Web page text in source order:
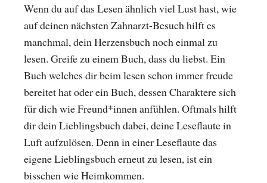
Wenn du auf das Lesen ähnlich viel Lust hast, wie
auf deinen nächsten Zahnarzt-Besuch hilft es
manchmal, dein Herzensbuch noch einmal zu
lesen. Greife zu einem Buch, dass du liebst. Ein
Buch welches dir beim lesen schon immer freude
bereitet hat oder ein Buch, dessen Charaktere sich
für dich wie Freund*innen anfühlen. Oftmals hilft
dir dein Lieblingsbuch dabei, deine Leseflaute in
Luft aufzulösen. Denn in einer Leseflaute das
eigene Lieblingsbuch erneut zu lesen, ist ein
bisschen wie Heimkommen.